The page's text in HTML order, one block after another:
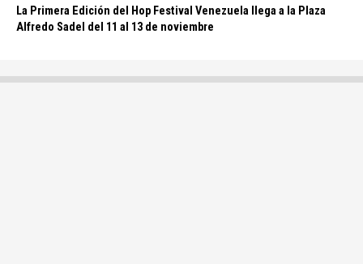
La Primera Edición del Hop Festival Venezuela llega a la Plaza
Alfredo Sadel del 11 al 13 de noviembre